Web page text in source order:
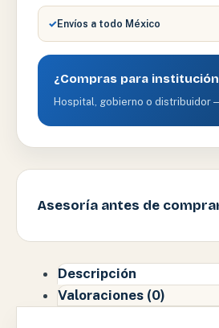
✓Envíos a todo México
¿Compras para
Hospital, gobierno o distribuidor
Asesoría antes de
Descripción
Valoraciones (0)